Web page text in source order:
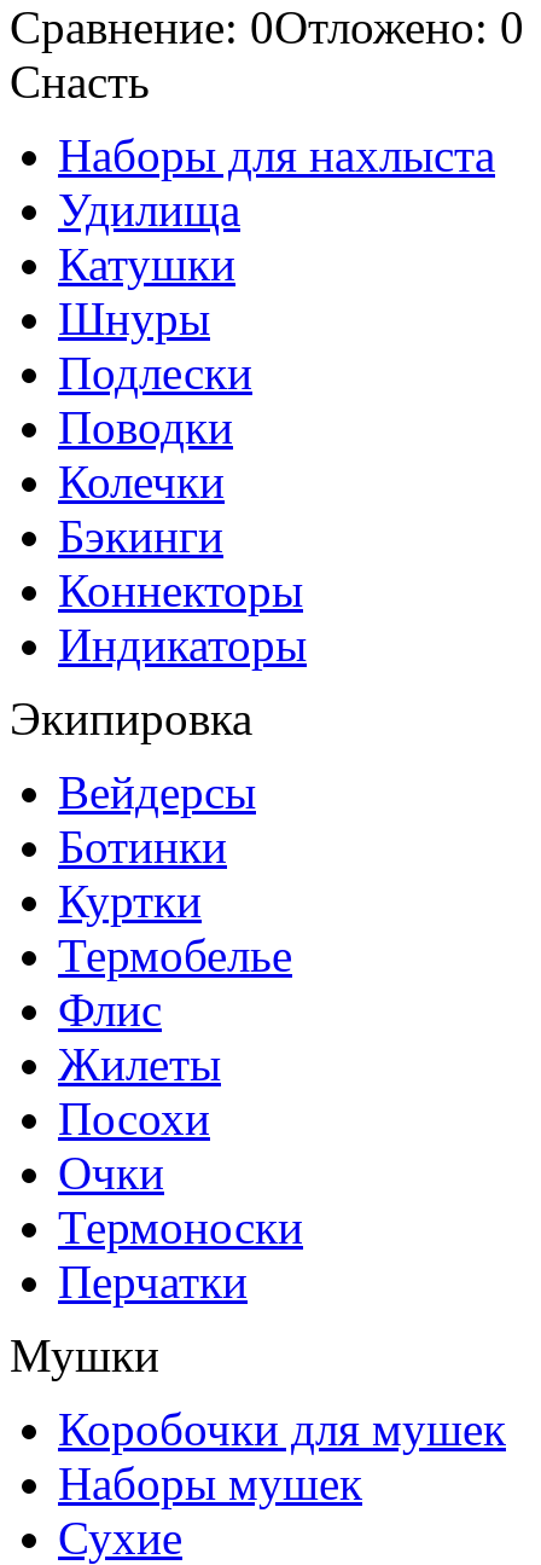
Сравнение: 0Отложено: 0
Снасть
Наборы для нахлыста
Удилища
Катушки
Шнуры
Подлески
Поводки
Колечки
Бэкинги
Коннекторы
Индикаторы
Экипировка
Вейдерсы
Ботинки
Куртки
Термобелье
Флис
Жилеты
Посохи
Очки
Термоноски
Перчатки
Мушки
Коробочки для мушек
Наборы мушек
Сухие